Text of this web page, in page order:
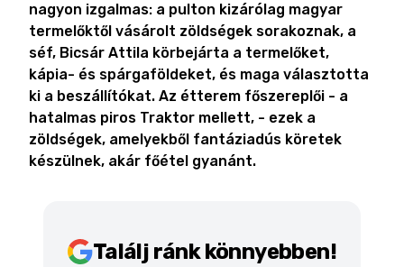
nagyon izgalmas: a pulton kizárólag magyar
termelőktől vásárolt zöldségek sorakoznak, a
séf, Bicsár Attila körbejárta a termelőket,
kápia- és spárgaföldeket, és maga választotta
ki a beszállítókat. Az étterem főszereplői - a
hatalmas piros Traktor mellett, - ezek a
zöldségek, amelyekből fantáziadús köretek
készülnek, akár főétel gyanánt.
Találj ránk könnyebben!